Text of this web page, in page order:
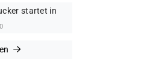
startet in